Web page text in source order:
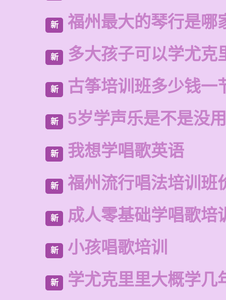
新 福州最大的琴行是哪
新 多大孩子可以学尤克
新 古筝培训班多少钱一
新 5岁学声乐是不是没用
新 我想学唱歌英语
新 福州流行唱法培训班
新 成人零基础学唱歌培
新 小孩唱歌培训
新 学尤克里里大概学几